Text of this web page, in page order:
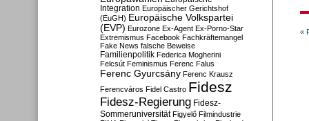
«
Integration Europäischer Gerichtshof
(EuGH) Europäische Volkspartei
(EVP) Eurozone Ex-Agent Ex-Porno-Star
Extremismus Facebook Fachkräftemangel
Fake News falsche Beweise
Familienpolitik Federica Mogherini
Felcsút Feminismus Ferenc Falus
Ferenc Gyurcsány Ferenc Krausz
Ferencváros Fidel Castro Fidesz
Fidesz-Regierung Fidesz-
Sommeruniversität Figyelő Filmindustrie